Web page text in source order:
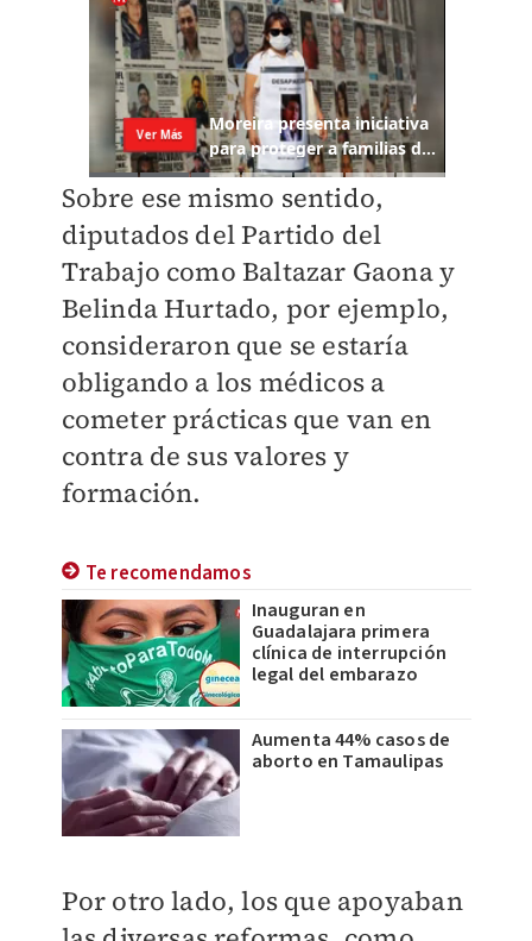
Sobre ese mismo sentido,
diputados del Partido del
Trabajo como Baltazar Gaona y
Belinda Hurtado, por ejemplo,
consideraron que se estaría
obligando a los médicos a
cometer prácticas que van en
contra de sus valores y
formación.
Te recomendamos
Inauguran en
Guadalajara primera
clínica de interrupción
legal del embarazo
Aumenta 44% casos de
aborto en Tamaulipas
Por otro lado, los que apoyaban